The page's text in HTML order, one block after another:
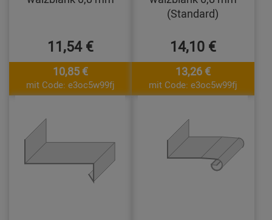
11,54 €
10,85 €
mit Code: e3oc5w99fj
(Standard)
14,10 €
13,26 €
mit Code: e3oc5w99fj